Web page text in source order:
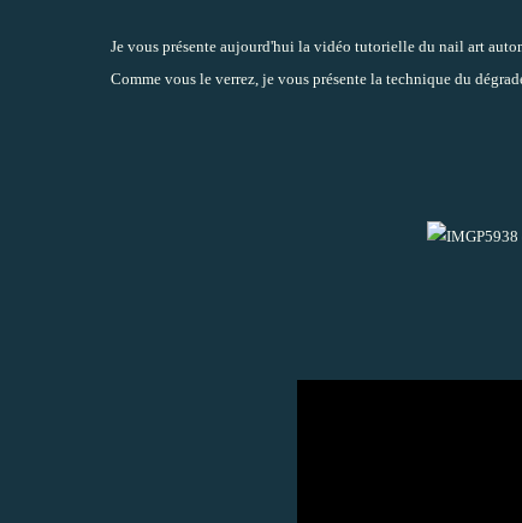
Je vous présente aujourd'hui la vidéo tutorielle du nail art
Comme vous le verrez, je vous présente la technique du